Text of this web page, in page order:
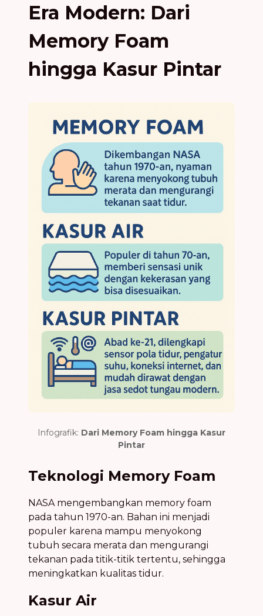
Era Modern: Dari
Memory Foam
hingga Kasur Pintar
Infografik: Dari Memory Foam hingga Kasur
Pintar
Teknologi Memory Foam
NASA mengembangkan memory foam
pada tahun 1970-an. Bahan ini menjadi
populer karena mampu menyokong
tubuh secara merata dan mengurangi
tekanan pada titik-titik tertentu, sehingga
meningkatkan kualitas tidur.
Kasur Air